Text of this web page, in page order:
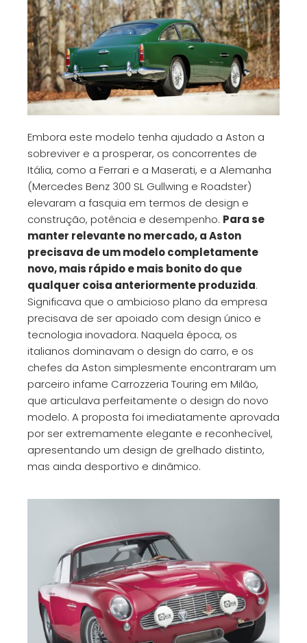
Embora este modelo tenha ajudado a Aston a
sobreviver e a prosperar, os concorrentes de
Itália, como a Ferrari e a Maserati, e a Alemanha
(Mercedes Benz 300 SL Gullwing e Roadster)
elevaram a fasquia em termos de design e
construção, potência e desempenho. Para se
manter relevante no mercado, a Aston
precisava de um modelo completamente
novo, mais rápido e mais bonito do que
qualquer coisa anteriormente produzida.
Significava que o ambicioso plano da empresa
precisava de ser apoiado com design único e
tecnologia inovadora. Naquela época, os
italianos dominavam o design do carro, e os
chefes da Aston simplesmente encontraram um
parceiro infame Carrozzeria Touring em Milão,
que articulava perfeitamente o design do novo
modelo. A proposta foi imediatamente aprovada
por ser extremamente elegante e reconhecível,
apresentando um design de grelhado distinto,
mas ainda desportivo e dinâmico.